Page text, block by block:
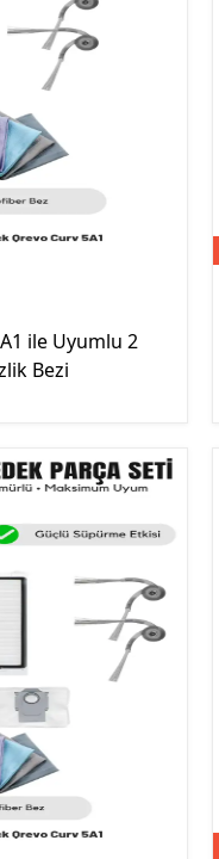
ile Uyumlu 2
Bezi